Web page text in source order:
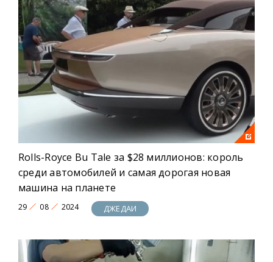
Rolls-Royce Bu Tale за $28 миллионов: король
среди автомобилей и самая дорогая новая
машина на планете
29 08 2024 ДЖЕДАИ